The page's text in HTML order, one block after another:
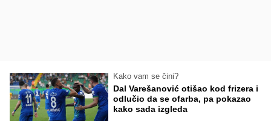
Kako vam se čini?
Dal Varešanović otišao kod frizera i
odlučio da se ofarba, pa pokazao
kako sada izgleda